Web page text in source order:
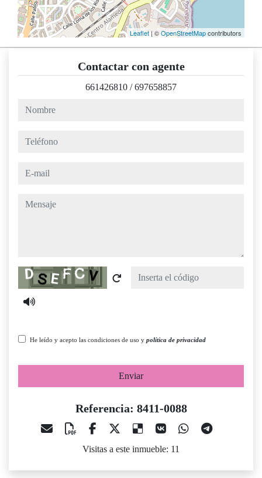
Leaflet| ©OpenStreetMapcontributors
Contactar con agente
661426810 /697658857
nombre
teléfono
e-mail
mensaje
Captcha
He leído y acepto las condiciones de uso y política de privacidad
Enviar
Referencia: 8411-0088
Visitas a este inmueble: 11